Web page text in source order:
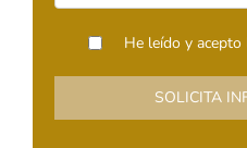
He leído y acepto